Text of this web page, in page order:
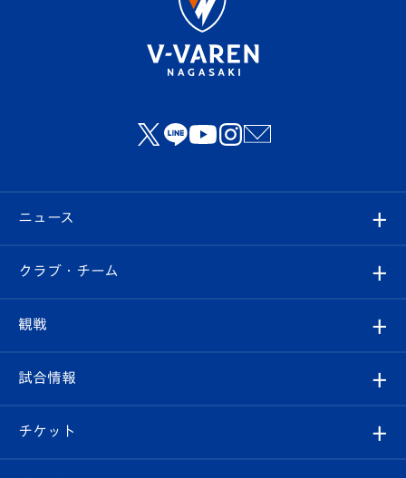
ニュース
すべて
クラブ
試合情報
クラブ・チーム
クラブ概要
エンブレム紹介
観戦
観戦ルール
はじめての観戦ガイド
試合情報
試合日程/結果
チケット